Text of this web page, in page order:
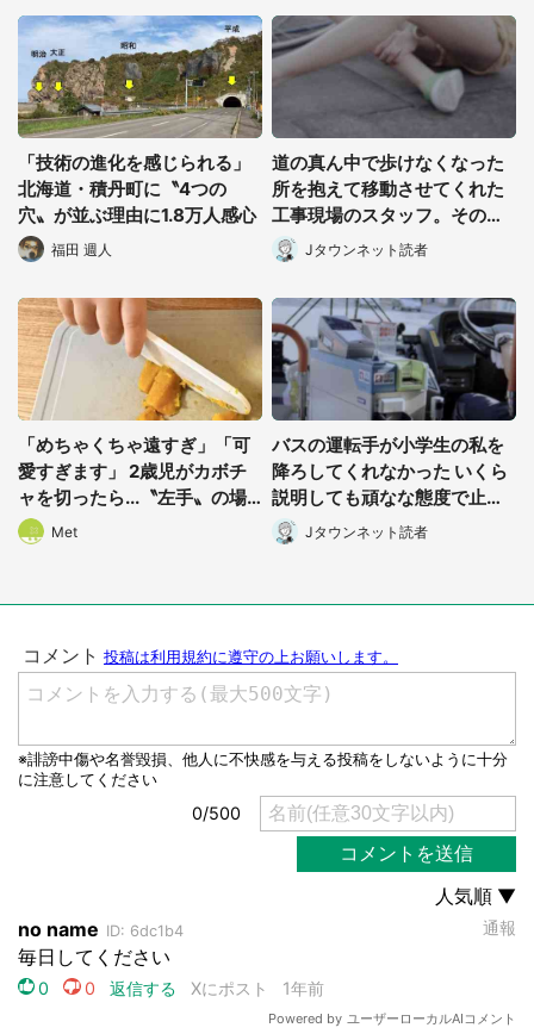
都道府選択
選択する
「技術の進化を感じられる」
北海道・積丹町に〝4つの
穴〟が並ぶ理由に1.8万人感心
福田 週人
道の真ん中で歩けなくなった
所を抱えて移動させてくれた
工事現場のスタッフ。その
後、家まで私を送ると(大阪
府・40代女性)
Jタウンネット読者
「めちゃくちゃ遠すぎ」「可
愛すぎます」 2歳児がカボチ
ャを切ったら...〝左手〟の場
所に5.3万人もん絶
Met
バスの運転手が小学生の私を
降ろしてくれなかった いくら
説明しても頑なな態度で止め
られ(北海道・50代女性)
Jタウンネット読者